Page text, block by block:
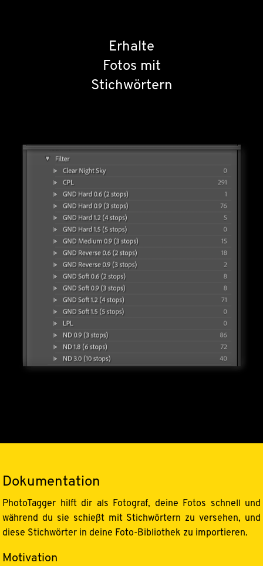
Erhalte
Fotos mit
Stichwörtern
Dokumentation
PhotoTagger hilft dir als Fotograf, deine Fotos schnell und
während du sie schießt mit Stichwörtern zu versehen, und
diese Stichwörter in deine Foto-Bibliothek zu importieren.
Motivation